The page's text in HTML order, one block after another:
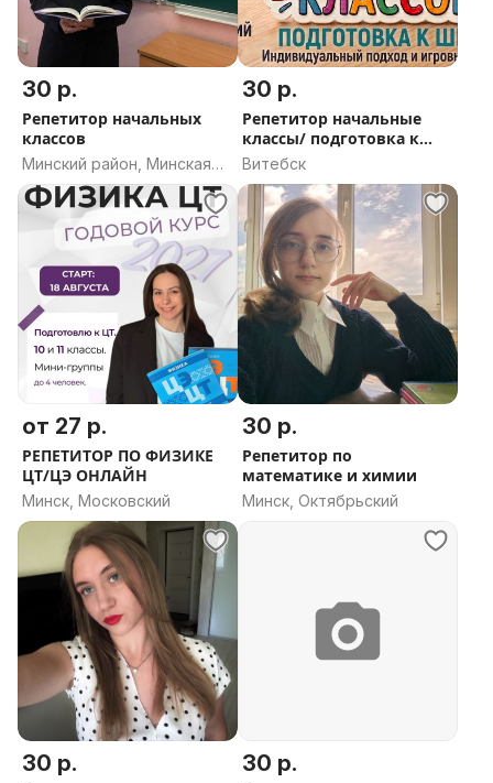
30 р.
Репетитор начальных
классов
Минский район, Минская
область
30 р.
Репетитор начальные
классы/ подготовка к
школе
Витебск
от 27 р.
РЕПЕТИТОР ПО ФИЗИКЕ
ЦТ/ЦЭ ОНЛАЙН
Минск, Московский
30 р.
Репетитор по
математике и химии
Минск, Октябрьский
30 р. 30 р.